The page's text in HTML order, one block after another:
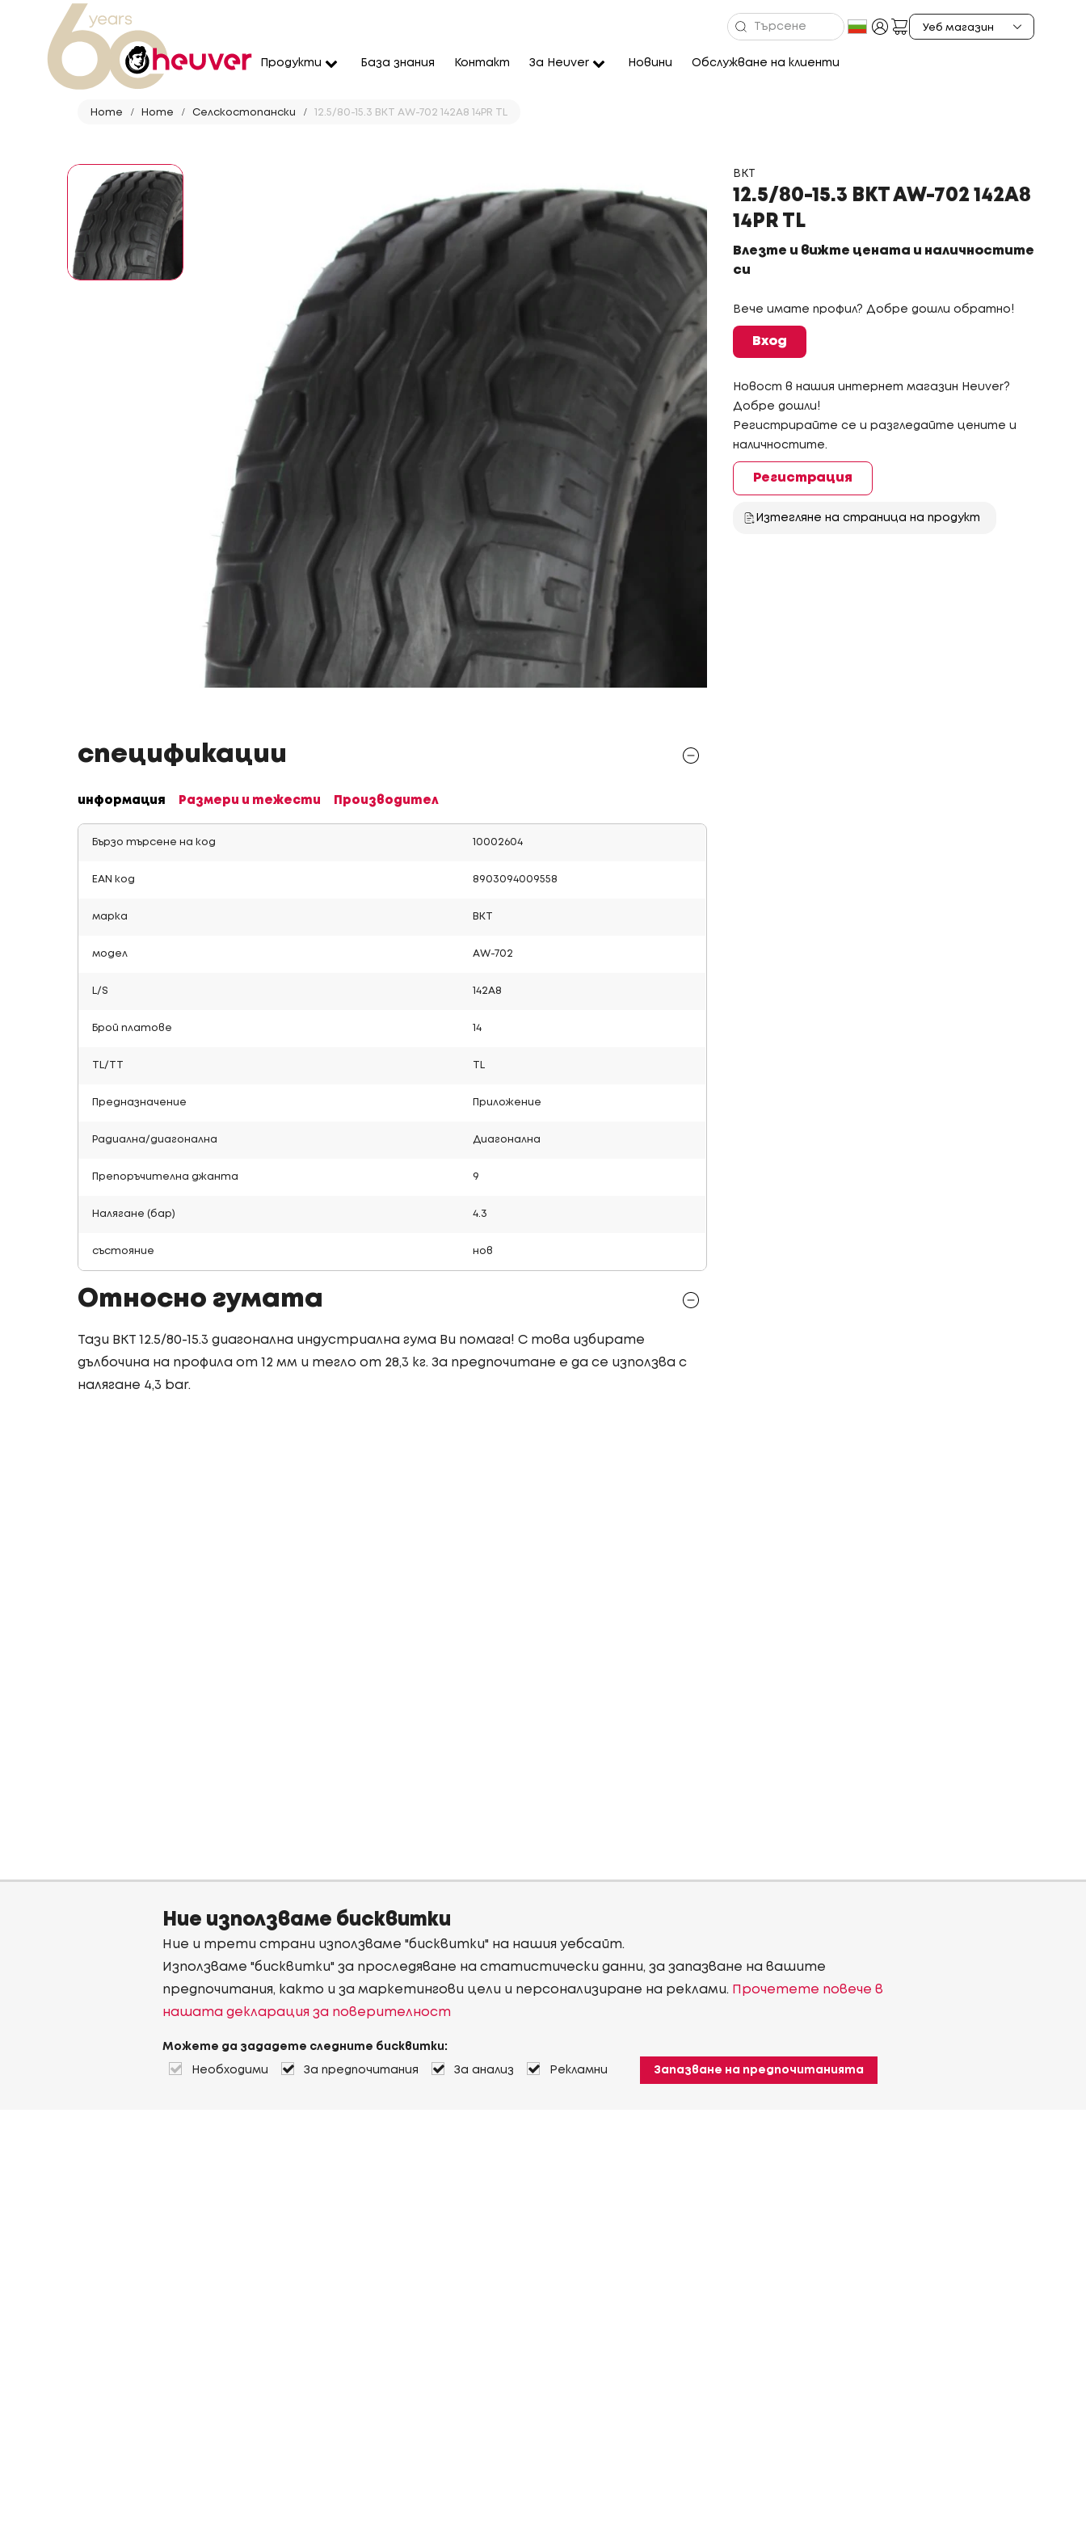
Продукти База знания Контакт За Heuver Новини Обслужване на клиенти
Home Home Селскостопански 12.5/80-15.3 BKT AW-702 142A8 14PR TL
BKT
12.5/80-15.3 BKT AW-702 142A8
14PR TL
Влезте и вижте цената и наличностите
си
Вече имате профил? Добре дошли обратно!
Вход
Новост в нашия интернет магазин Heuver?
Добре дошли!
Регистрирайте се и разгледайте цените и
наличностите.
Регистрация
Изтегляне на страница на продукт
спецификации
информация Размери и тежести Производител
Бързо търсене на код 10002604
EAN код 8903094009558
марка BKT
модел AW-702
L/S 142A8
Брой платове 14
TL/TT
Предназначение Приложение
Радиална/диагонална Диагонална
Препоръчителна джанта 9
Налягане (бар) 4.3
състояние нов
Относно гумата
Тази BKT 12.5/80-15.3 диагонална индустриална гума Ви помага! С това избирате
дълбочина на профила от 12 мм и тегло от 28,3 кг. За предпочитане е да се използва с
налягане 4,3 bar.
Ние използваме бисквитки
Ние и трети страни използваме "бисквитки" на нашия уебсайт.
Използваме "бисквитки" за проследяване на статистически данни, за запазване на вашите
предпочитания, както и за маркетингови цели и персонализиране на реклами. Прочетете повече в
нашата декларация за поверителност
Можете да зададете следните бисквитки:
Необходими За предпочитания За анализ Рекламни Запазване на предпочитанията